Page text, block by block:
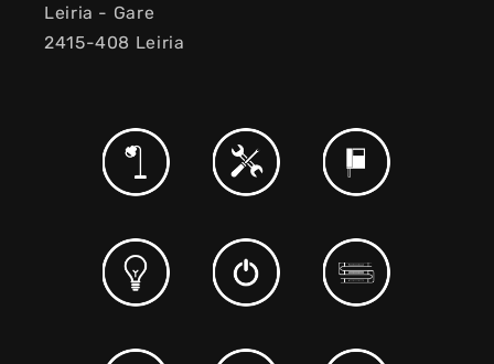
Leiria - Gare
2415-408 Leiria